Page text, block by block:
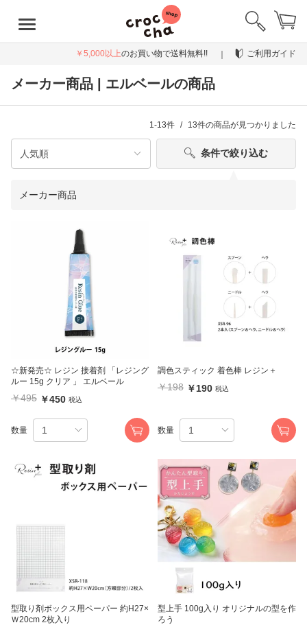
￥5,000以上のお買い物で送料無料!! ご利用ガイド
メーカー商品 | エルベールの商品
1-13件 13件の商品が見つかりました
条件で絞り込む
メーカー商品
☆新発売☆ レジン 接着剤 「レジング
ルー 15g クリア 」 エルベール
￥495 ￥450 税込
数量
調色スティック 着色棒 レジン＋
￥198 ￥190 税込
数量
型取り剤ボックス用ペーパー 約H27×
Ｗ20cm 2枚入り
型上手 100g入り オリジナルの型を作
ろう